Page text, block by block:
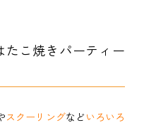
たこ焼きパーティー
スクーリングなどいろいろ